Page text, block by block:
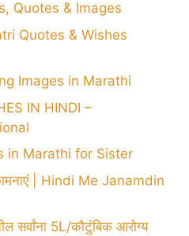
Quotes & Images
Quotes & Wishes
Images in Marathi
IN HINDI –
in Marathi for Sister
| Hindi Me Janamdin
सर्वांना 5L/कौटुंबिक आरोग्य